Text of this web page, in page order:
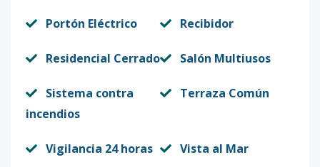
Portón Eléctrico Recibidor
Residencial Cerrado Salón Multiusos
Sistema contra
incendios
Terraza Común
Vigilancia 24 horas Vista al Mar